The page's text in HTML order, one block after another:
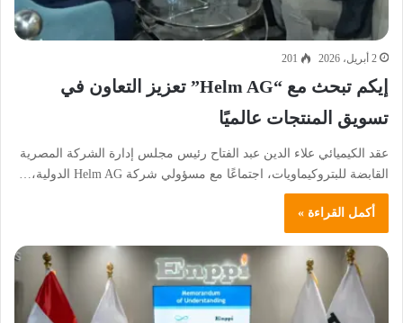
2 أبريل، 2026 201
إيكم تبحث مع “Helm AG” تعزيز التعاون في
تسويق المنتجات عالميًا
عقد الكيميائي علاء الدين عبد الفتاح رئيس مجلس إدارة الشركة المصرية
القابضة للبتروكيماويات، اجتماعًا مع مسؤولي شركة Helm AG الدولية،…
أكمل القراءة »